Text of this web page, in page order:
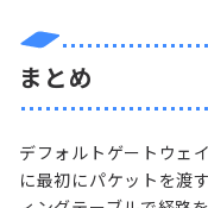
まとめ
デフォルトゲートウェ
に最初にパケットを渡